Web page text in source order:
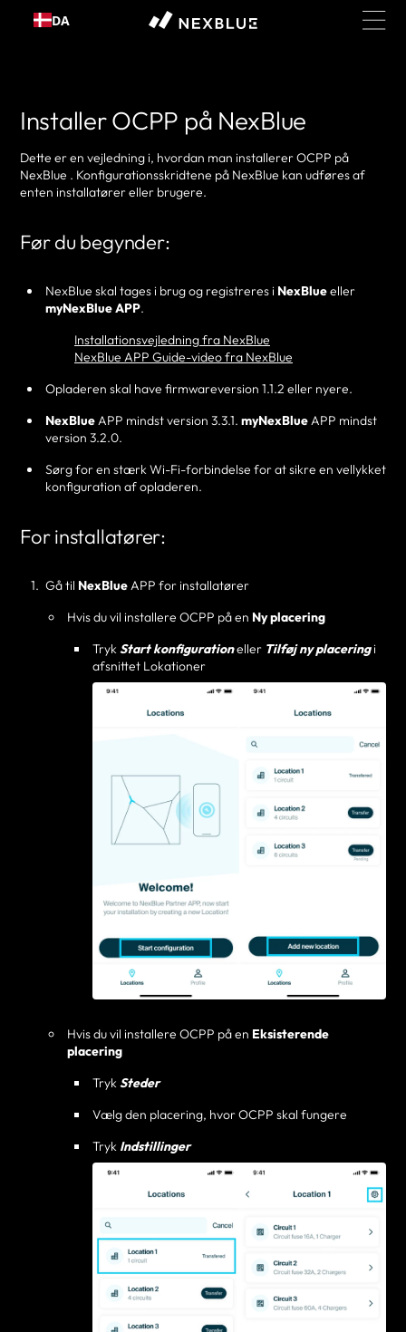
Gå til
indhold
DA
Installer OCPP på NexBlue
Dette er en vejledning i, hvordan man installerer OCPP på
NexBlue . Konfigurationsskridtene på NexBlue kan udføres af
enten installatører eller brugere.
Før du begynder:
NexBlue skal tages i brug og registreres i NexBlueeller
myNexBlue APP.
Installationsvejledning fra NexBlue
NexBlue APP Guide-video fra NexBlue
Opladeren skal have firmwareversion 1.1.2 eller nyere.
NexBlueAPP mindst version 3.3.1. myNexBlueAPP mindst
version 3.2.0.
Sørg for en stærk Wi-Fi-forbindelse for at sikre en vellykket
konfiguration af opladeren.
For installatører:
Gå til NexBlueAPP for installatører
Hvis du vil installere OCPP på en Ny placering
TrykStart konfigurationeller Tilføj ny placeringi
afsnittet Lokationer
Hvis du vil installere OCPP på en Eksisterende
placering
TrykSteder
Vælg den placering, hvor OCPP skal fungere
Tryk Indstillinger